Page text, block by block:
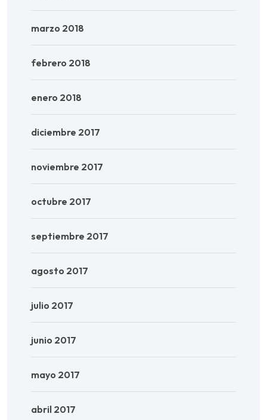
marzo 2018
febrero 2018
enero 2018
diciembre 2017
noviembre 2017
octubre 2017
septiembre 2017
agosto 2017
julio 2017
junio 2017
mayo 2017
abril 2017